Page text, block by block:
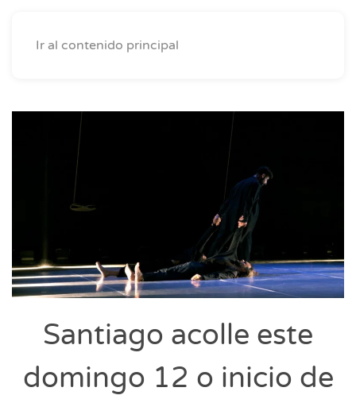
Ir al contenido principal
Santiago acolle este
domingo 12 o inicio de